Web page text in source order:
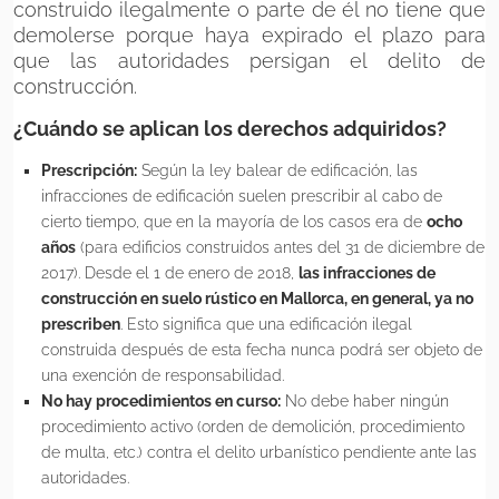
construido ilegalmente o parte de él no tiene que
demolerse porque haya expirado el plazo para
que las autoridades persigan el delito de
construcción.
¿Cuándo se aplican los derechos adquiridos?
Prescripción: Según la ley balear de edificación, las
infracciones de edificación suelen prescribir al cabo de
cierto tiempo, que en la mayoría de los casos era de ocho
años (para edificios construidos antes del 31 de diciembre de
2017). Desde el 1 de enero de 2018, las infracciones de
construcción en suelo rústico en Mallorca, en general, ya no
prescriben . Esto significa que una edificación ilegal
construida después de esta fecha nunca podrá ser objeto de
una exención de responsabilidad.
No hay procedimientos en curso: No debe haber ningún
procedimiento activo (orden de demolición, procedimiento
de multa, etc.) contra el delito urbanístico pendiente ante las
autoridades.